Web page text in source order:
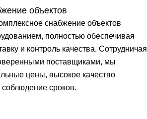
объектов
снабжение объектов
полностью обеспечивая
и контроль качества. Сотрудничая
поставщиками, мы
цены, высокое качество
соблюдение сроков.